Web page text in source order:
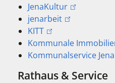
JenaKultur
jenarbeit
KITT
Kommunale
Kommunalservice Jena
Rathaus & Service